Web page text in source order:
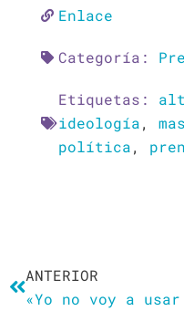
Enlace
Categoría:
Etiquetas:
ideología,
política,
ANTERIOR
«Yo no voy a